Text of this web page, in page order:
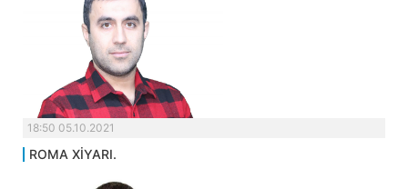
18:50 05.10.2021
ROMA XİYARI.